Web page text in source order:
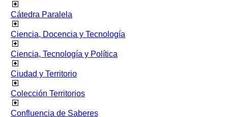
Cátedra Paralela
Ciencia, Docencia y Tecnología
Ciencia, Tecnología y Política
Ciudad y Territorio
Colección Territorios
Confluencia de Saberes